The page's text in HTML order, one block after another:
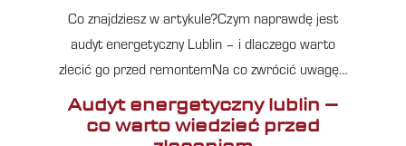
Co znajdziesz w artykule?Czym naprawdę jest
audyt energetyczny Lublin – i dlaczego warto
zlecić go przed remontemNa co zwrócić uwagę…
Audyt energetyczny lublin –
co warto wiedzieć przed